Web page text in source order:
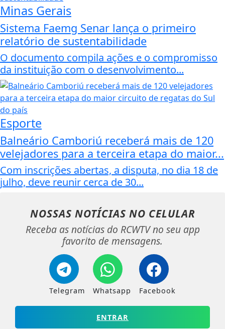
Minas Gerais
Sistema Faemg Senar lança o primeiro
relatório de sustentabilidade
O documento compila ações e o compromisso
da instituição com o desenvolvimento...
Esporte
Balneário Camboriú receberá mais de 120
velejadores para a terceira etapa do maior...
Com inscrições abertas, a disputa, no dia 18 de
julho, deve reunir cerca de 30...
NOSSAS NOTÍCIAS NO CELULAR
Receba as notícias do RCWTV no seu app
favorito de mensagens.
Telegram Whatsapp Facebook
ENTRAR